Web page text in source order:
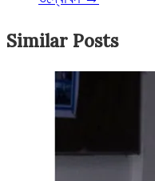
Similar Posts